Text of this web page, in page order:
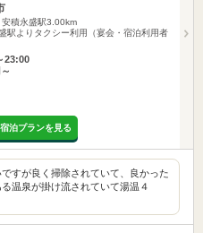
安積永盛駅3.00km
駅よりタクシー利用（宴会・宿泊利用者
23:00
泊プランを見る
すが良く掃除されていて、良かった
温泉が掛け流されていて湯温４